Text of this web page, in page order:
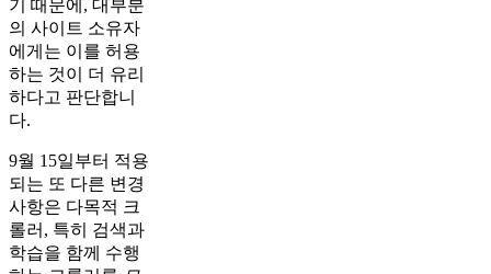
기 때문에, 대부분
의 사이트 소유자
에게는 이를 허용
하는 것이 더 유리
하다고 판단합니
다.
9월 15일부터 적용
되는 또 다른 변경
사항은 다목적 크
롤러, 특히 검색과
학습을 함께 수행